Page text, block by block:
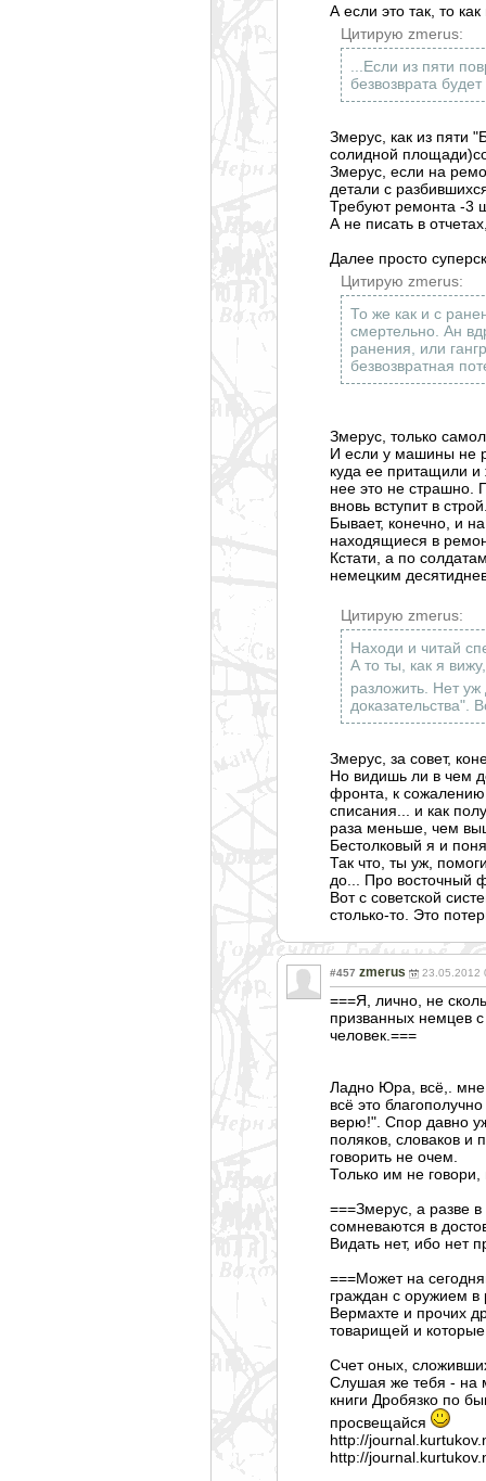
А если это так, то
Цитирую zmerus:
...Если из пяти
безвозврата
Змерус, как из пяти
солидной
Змерус, если на
детали с
Требуют ремонта -3
А не писать в
Далее просто
Цитирую zmerus:
То же как и с
смертельно. Ан
ранения, или
безвозвратная
Змерус, только
И если у машины не
куда ее притащили
нее это не страшно.
вновь вступит в
Бывает, конечно, и
находящиеся в
Кстати, а по
немецким
Цитирую zmerus:
Находи и читай
А то ты, как я
разложить. Нет
доказательства".
Змерус, за совет,
Но видишь ли в чем
фронта, к
списания... и как
раза меньше, чем
Бестолковый я и
Так что, ты уж,
до... Про восточный
Вот с советской
столько-то. Это
#457 zmerus 23.05.2012
===Я, лично, не
призванных немцев
человек.===
Ладно Юра, всё,. мне
всё это
верю!". Спор давно
поляков, словаков и
говорить не очем.
Только им не говори,
===Змерус, а разве
сомневаются в
Видать нет, ибо нет
===Может на
граждан с оружием в
Вермахте и прочих
товарищей и
Счет оных,
Слушая же тебя - на
книги Дробязко по
просвещайся
http://
http://